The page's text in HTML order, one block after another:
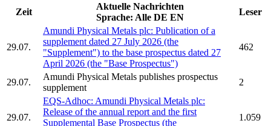
Zeit
Aktuelle Nachrichten
Sprache: Alle DE EN
Leser
29.07.
Amundi Physical Metals plc: Publication of a
supplement dated 27 July 2026 (the
"Supplement") to the base prospectus dated 27
April 2026 (the "Base Prospectus")
462
29.07.
Amundi Physical Metals publishes prospectus
supplement
2
29.07.
EQS-Adhoc: Amundi Physical Metals plc:
Release of the annual report and the first
Supplemental Base Prospectus (the
1.059